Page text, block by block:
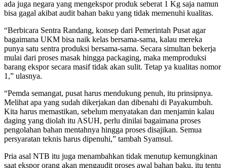
ada juga negara yang mengekspor produk seberat 1 Kg saja namun
bisa gagal akibat audit bahan baku yang tidak memenuhi kualitas.
“Berbicara Sentra Randang, konsep dari Pemerintah Pusat agar
bagaimana UKM bisa naik kelas bersama-sama, kalau mereka
punya satu sentra produksi bersama-sama. Secara simultan bekerja
mulai dari proses masak hingga packaging, maka memproduksi
barang ekspor secara masif tidak akan sulit. Tetap ya kualitas nomor
1,” ulasnya.
“Pemda semangat, pusat harus mendukung penuh, itu prinsipnya.
Melihat apa yang sudah dikerjakan dan dibenahi di Payakumbuh.
Kita harus memastikan, sebelum menyatakan dan menjamin kalau
daging yang diolah itu ASUH, perlu dinilai bagaimana proses
pengolahan bahan mentahnya hingga proses disajikan. Semua
persyaratan teknis harus dipenuhi,” tambah Syamsul.
Pria asal NTB itu juga menambahkan tidak menutup kemungkinan
saat ekspor orang akan mengaudit proses awal bahan baku, itu tentu